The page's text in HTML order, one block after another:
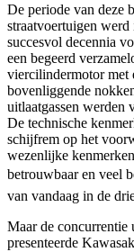
De periode van deze
straatvoertuigen
succesvol decennia
een begeerd
viercilindermotor met
bovenliggende
uitlaatgassen werden
De technische
schijfrem op het
wezenlijke
betrouwbaar en veel
van vandaag in de
Maar de concurrentie
presenteerde